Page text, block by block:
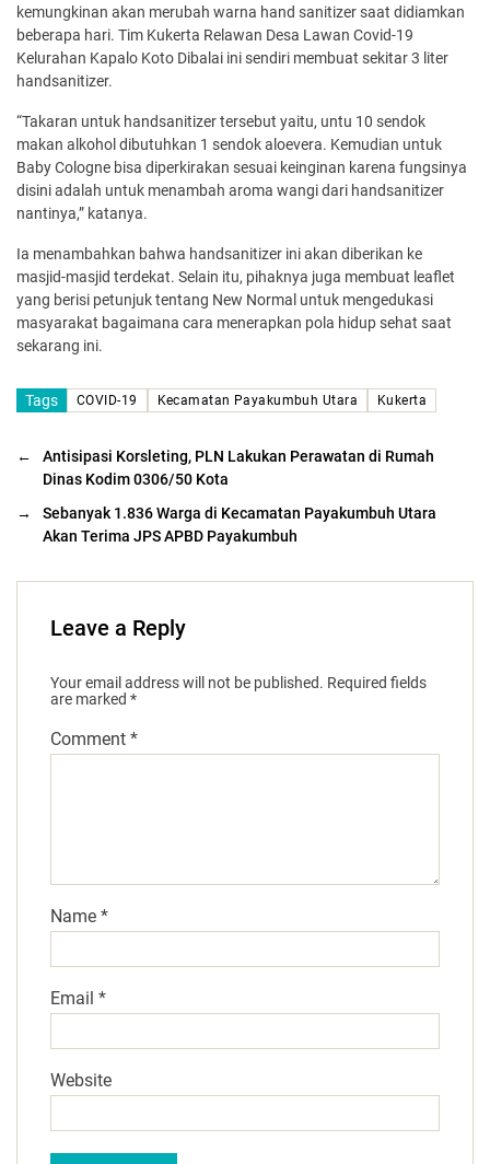
kemungkinan akan merubah warna hand sanitizer saat didiamkan
beberapa hari. Tim Kukerta Relawan Desa Lawan Covid-19
Kelurahan Kapalo Koto Dibalai ini sendiri membuat sekitar 3 liter
handsanitizer.
“Takaran untuk handsanitizer tersebut yaitu, untu 10 sendok
makan alkohol dibutuhkan 1 sendok aloevera. Kemudian untuk
Baby Cologne bisa diperkirakan sesuai keinginan karena fungsinya
disini adalah untuk menambah aroma wangi dari handsanitizer
nantinya,” katanya.
Ia menambahkan bahwa handsanitizer ini akan diberikan ke
masjid-masjid terdekat. Selain itu, pihaknya juga membuat leaflet
yang berisi petunjuk tentang New Normal untuk mengedukasi
masyarakat bagaimana cara menerapkan pola hidup sehat saat
sekarang ini.
Tags COVID-19 Kecamatan Payakumbuh Utara Kukerta
←
Antisipasi Korsleting, PLN Lakukan Perawatan di Rumah
Dinas Kodim 0306/50 Kota
→
Sebanyak 1.836 Warga di Kecamatan Payakumbuh Utara
Akan Terima JPS APBD Payakumbuh
Leave a Reply
Your email address will not be published. Required fields
are marked *
Comment *
Name *
Email *
Website